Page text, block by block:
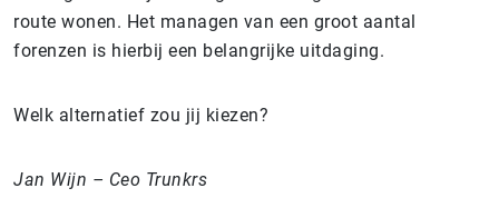
route wonen. Het managen van een groot aantal
forenzen is hierbij een belangrijke uitdaging.
Welk alternatief zou jij kiezen?
Jan Wijn – Ceo Trunkrs